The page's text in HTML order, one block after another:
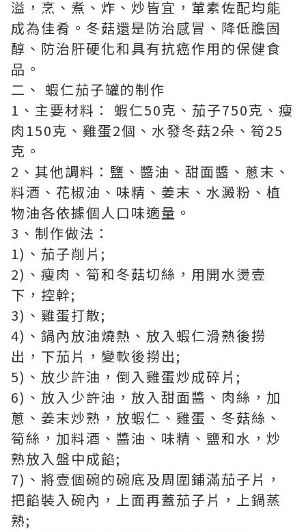
溢，烹、煮、炸、炒皆宜，葷素佐配均能
成為佳肴。冬菇還是防治感冒、降低膽固
醇、防治肝硬化和具有抗癌作用的保健食
品。
二、 蝦仁茄子罐的制作
1、主要材料： 蝦仁50克、茄子750克、瘦
肉150克、雞蛋2個、水發冬菇2朵、筍25
克。
2、其他調料：鹽、醬油、甜面醬、蔥末、
料酒、花椒油、味精、姜末、水澱粉、植
物油各依據個人口味適量。
3、制作做法：
1)、茄子削片;
2)、瘦肉、筍和冬菇切絲，用開水燙壹
下，控幹;
3)、雞蛋打散;
4)、鍋內放油燒熱、放入蝦仁滑熟後撈
出，下茄片，變軟後撈出;
5)、放少許油，倒入雞蛋炒成碎片;
6)、放入少許油，放入甜面醬、肉絲，加
蔥、姜末炒熟，放蝦仁、雞蛋、冬菇絲、
筍絲，加料酒、醬油、味精、鹽和水，炒
熟放入盤中成餡;
7)、將壹個碗的碗底及周圍鋪滿茄子片，
把餡裝入碗內，上面再蓋茄子片，上鍋蒸
熟;